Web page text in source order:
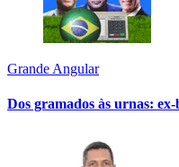
Grande Angular
Dos gramados às urnas: